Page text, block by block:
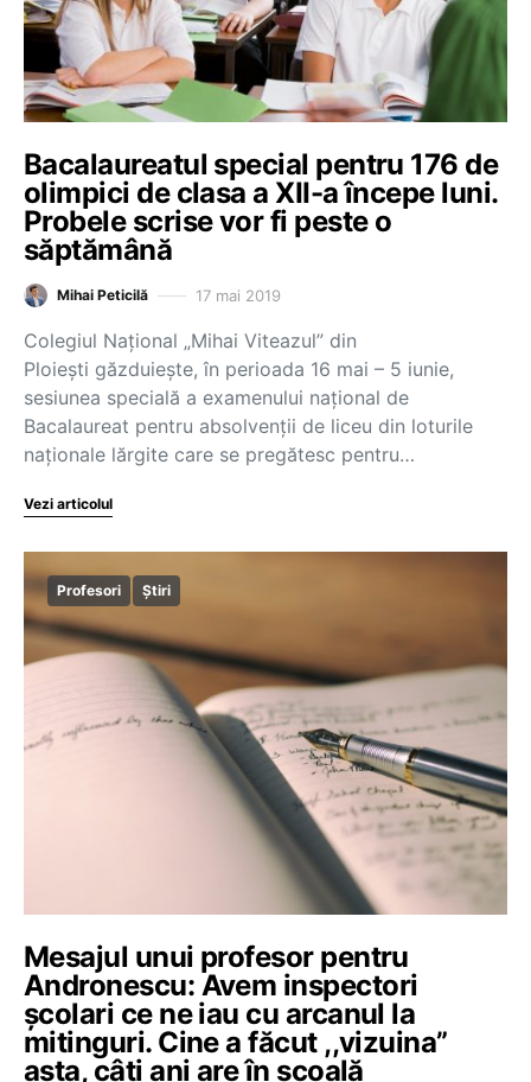
Bacalaureatul special pentru 176 de
olimpici de clasa a XII-a începe luni.
Probele scrise vor fi peste o
săptămână
Mihai Peticilă 17 mai 2019
Colegiul Național „Mihai Viteazul” din
Ploiești găzduieşte, în perioada 16 mai – 5 iunie,
sesiunea specială a examenului național de
Bacalaureat pentru absolvenţii de liceu din loturile
naţionale lărgite care se pregătesc pentru…
Vezi articolul
Profesori Știri
Mesajul unui profesor pentru
Andronescu: Avem inspectori
școlari ce ne iau cu arcanul la
mitinguri. Cine a făcut ,,vizuina”
asta, câți ani are în școală